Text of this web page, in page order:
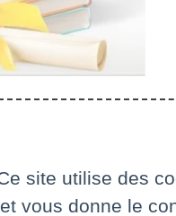
site utilise des
et vous donne le